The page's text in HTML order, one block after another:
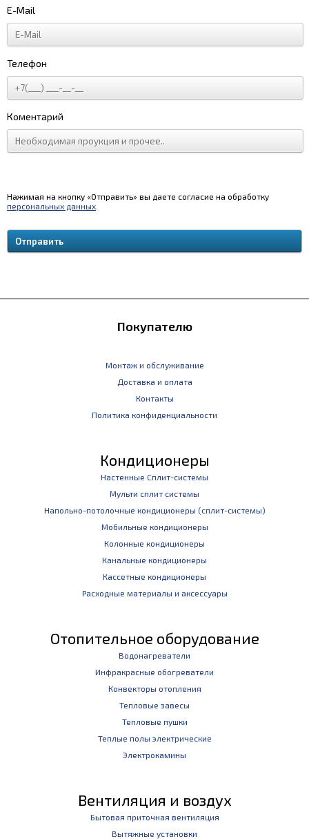
E-Mail
Телефон
Коментарий
Нажимая на кнопку «Отправить» вы даете согласие на обработку
персональных данных
Покупателю
Монтаж и обслуживание
Доставка и оплата
Контакты
Политика конфиденциальности
Кондиционеры
Настенные Сплит-системы
Мульти сплит системы
Напольно-потолочные кондиционеры (сплит-системы)
Мобильные кондиционеры
Колонные кондиционеры
Канальные кондиционеры
Кассетные кондиционеры
Расходные материалы и аксессуары
Отопительное оборудование
Водонагреватели
Инфракрасные обогреватели
Конвекторы отопления
Тепловые завесы
Тепловые пушки
Теплые полы электрические
Электрокамины
Вентиляция и воздух
Бытовая приточная вентиляция
Вытяжные установки